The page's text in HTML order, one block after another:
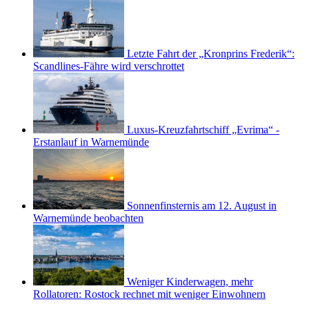
Letzte Fahrt der „Kronprins Frederik“:
Scandlines-Fähre wird verschrottet
Luxus-Kreuzfahrtschiff „Evrima“ -
Erstanlauf in Warnemünde
Sonnenfinsternis am 12. August in
Warnemünde beobachten
Weniger Kinderwagen, mehr
Rollatoren: Rostock rechnet mit weniger Einwohnern